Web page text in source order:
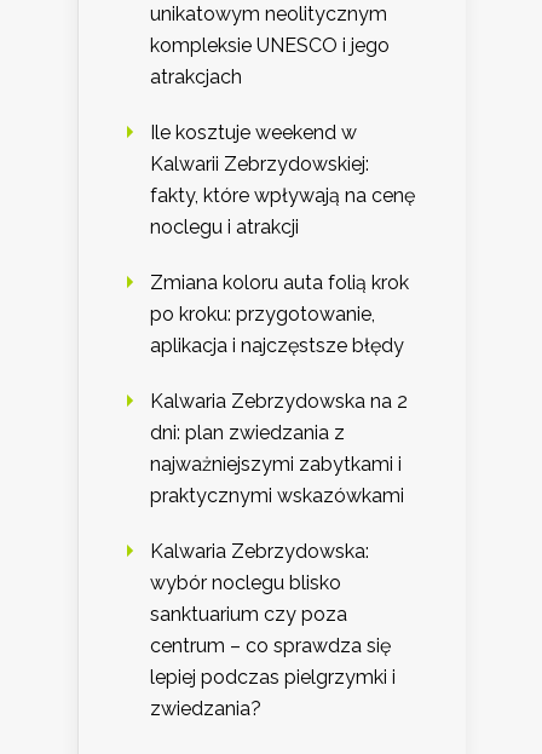
unikatowym neolitycznym
kompleksie UNESCO i jego
atrakcjach
Ile kosztuje weekend w
Kalwarii Zebrzydowskiej:
fakty, które wpływają na cenę
noclegu i atrakcji
Zmiana koloru auta folią krok
po kroku: przygotowanie,
aplikacja i najczęstsze błędy
Kalwaria Zebrzydowska na 2
dni: plan zwiedzania z
najważniejszymi zabytkami i
praktycznymi wskazówkami
Kalwaria Zebrzydowska:
wybór noclegu blisko
sanktuarium czy poza
centrum – co sprawdza się
lepiej podczas pielgrzymki i
zwiedzania?